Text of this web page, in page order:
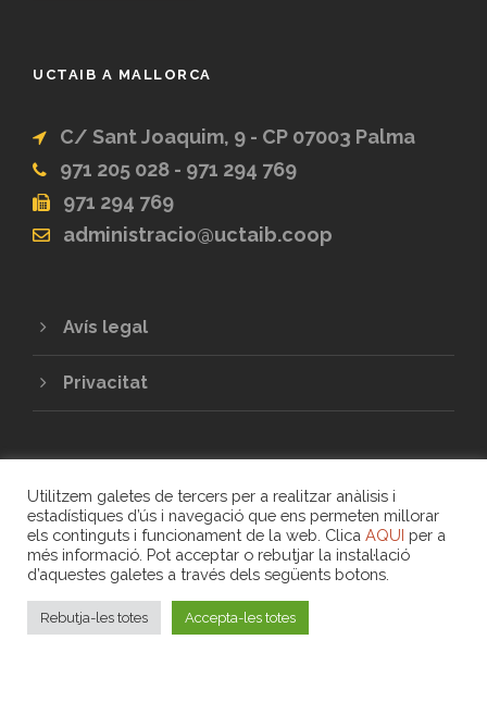
UCTAIB A MALLORCA
C/ Sant Joaquim, 9 - CP 07003 Palma
971 205 028 - 971 294 769
971 294 769
administracio@uctaib.coop
Avís legal
Privacitat
COPYRIGHT 2020 - UNIÓ DE COOPERATIVES
DE TREBALL ASSOCIAT DE LES ILLES
BALEARS
Utilitzem galetes de tercers per a realitzar anàlisis i
estadístiques d’ús i navegació que ens permeten millorar
els continguts i funcionament de la web. Clica AQUI per a
més informació. Pot acceptar o rebutjar la instal·lació
d’aquestes galetes a través dels següents botons.
Rebutja-les totes Accepta-les totes